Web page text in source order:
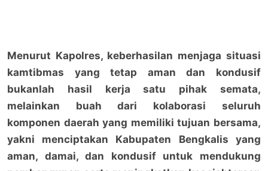
Menurut Kapolres, keberhasilan menjaga situasi
kamtibmas yang tetap aman dan kondusif
bukanlah hasil kerja satu pihak semata,
melainkan buah dari kolaborasi seluruh
komponen daerah yang memiliki tujuan bersama,
yakni menciptakan Kabupaten Bengkalis yang
aman, damai, dan kondusif untuk mendukung